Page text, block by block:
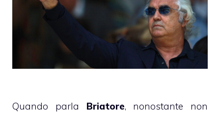
Quando parla Briatore, nonostante non